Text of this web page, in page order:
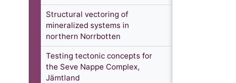
Structural vectoring of
mineralized systems in
northern Norrbotten
Testing tectonic concepts for
the Seve Nappe Complex,
Jämtland